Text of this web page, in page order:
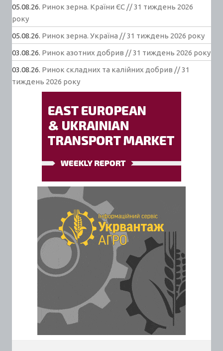
05.08.26. Ринок зерна. Країни ЄС // 31 тиждень 2026
року
05.08.26. Ринок зерна. Україна // 31 тиждень 2026 року
03.08.26. Ринок азотних добрив // 31 тиждень 2026 року
03.08.26. Ринок складних та калійних добрив // 31
тиждень 2026 року